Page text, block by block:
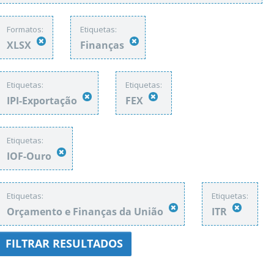
Formatos:
XLSX
Etiquetas:
Finanças
Etiquetas:
IPI-Exportação
Etiquetas:
FEX
Etiquetas:
IOF-Ouro
Etiquetas:
Orçamento e Finanças da União
Etiquetas:
ITR
FILTRAR RESULTADOS